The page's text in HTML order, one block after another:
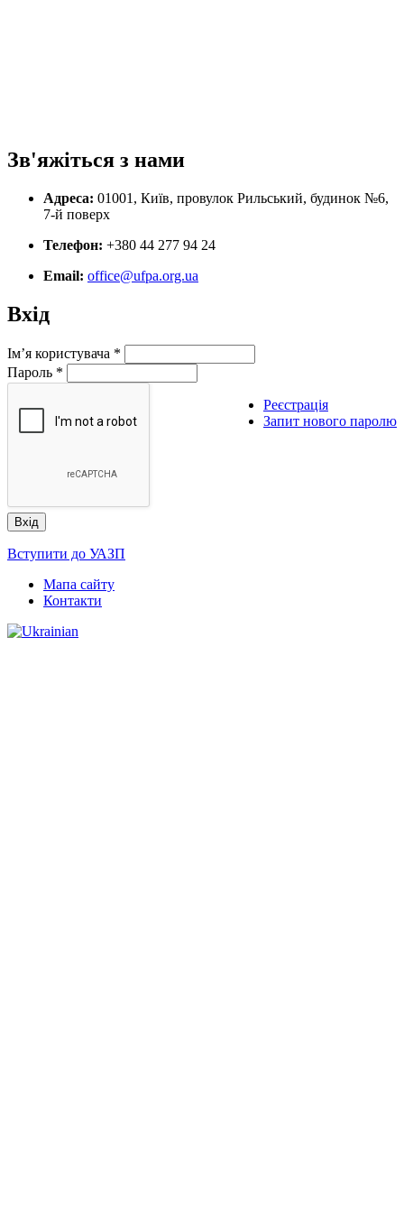
Зв'яжіться з нами
Адреса: 01001, Київ, провулок Рильський, будинок №6,
7-й поверх
Телефон: +380 44 277 94 24
Email: office@ufpa.org.ua
Вхід
Ім’я користувача *
Пароль *
Реєстрація
Запит нового паролю
Вступити до УАЗП
Мапа сайту
Контакти